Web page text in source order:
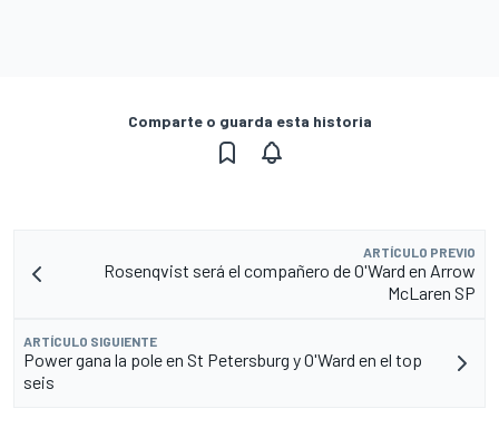
Comparte o guarda esta historia
ARTÍCULO PREVIO
Rosenqvist será el compañero de O'Ward en Arrow
McLaren SP
ARTÍCULO SIGUIENTE
Power gana la pole en St Petersburg y O'Ward en el top
seis